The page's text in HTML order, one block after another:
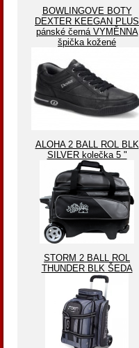
BOWLINGOVE BOTY
DEXTER KEEGAN PLUS
pánské černá VYMĚNNA
špička kožené
ALOHA 2 BALL ROL BLK
SILVER kolečka 5 "
STORM 2 BALL ROL
THUNDER BLK ŠEDA